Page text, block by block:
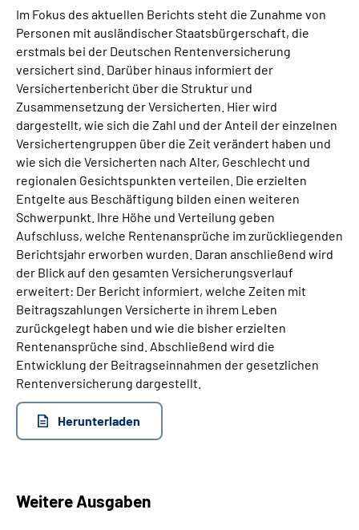
Inhalte in Gebärdensprache (DGS)
Leichte Sprache
Mein Kundenportal
Im Fokus des aktuellen Berichts steht die Zunahme von
Personen mit ausländischer Staatsbürgerschaft, die
erstmals bei der Deutschen Rentenversicherung
versichert sind. Darüber hinaus informiert der
Versichertenbericht über die Struktur und
Zusammensetzung der Versicherten. Hier wird
dargestellt, wie sich die Zahl und der Anteil der einzelnen
Versichertengruppen über die Zeit verändert haben und
wie sich die Versicherten nach Alter, Geschlecht und
regionalen Gesichtspunkten verteilen. Die erzielten
Entgelte aus Beschäftigung bilden einen weiteren
Schwerpunkt. Ihre Höhe und Verteilung geben
Aufschluss, welche Rentenansprüche im zurückliegenden
Berichtsjahr erworben wurden. Daran anschließend wird
der Blick auf den gesamten Versicherungsverlauf
erweitert: Der Bericht informiert, welche Zeiten mit
Beitragszahlungen Versicherte in ihrem Leben
zurückgelegt haben und wie die bisher erzielten
Rentenansprüche sind. Abschließend wird die
Entwicklung der Beitragseinnahmen der gesetzlichen
Rentenversicherung dargestellt.
Herunterladen
Weitere Ausgaben